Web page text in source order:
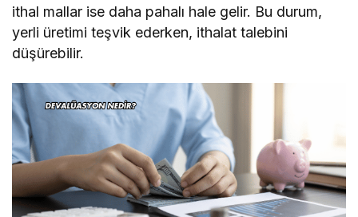
ithal mallar ise daha pahalı hale gelir. Bu durum,
yerli üretimi teşvik ederken, ithalat talebini
düşürebilir.